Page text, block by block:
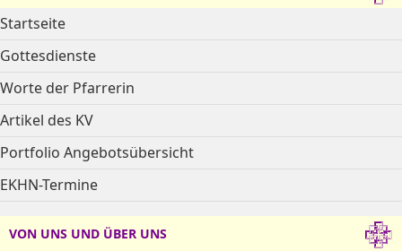
Startseite
Gottesdienste
Worte der Pfarrerin
Artikel des KV
Portfolio Angebotsübersicht
EKHN-Termine
VON UNS UND ÜBER UNS